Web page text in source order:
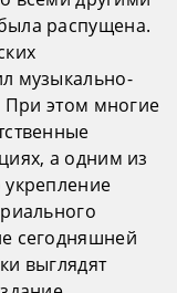
распущена.
музыкально-
При этом многие
а одним из
сегодняшней
выглядят